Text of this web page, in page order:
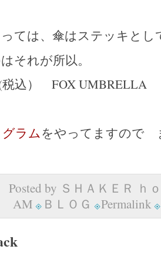
ては、傘はステッキとし
それが所以。
税込） FOX UMBRELLA
ラムをやってますので
Posted by ＳＨＡＫＥＲ ｈ
AM
ＢＬＯＧ Permalink